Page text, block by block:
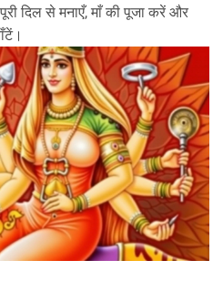
दिल से मनाएँ, माँ की पूजा करें और